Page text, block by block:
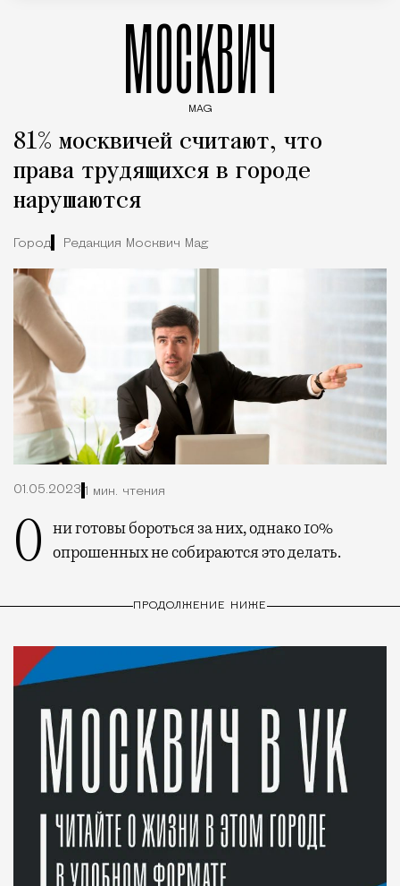
МОСКВИЧ
MAG
81% москвичей считают, что
права трудящихся в городе
нарушаются
Город Редакция Москвич Mag
01.05.2023 1 мин. чтения
Они готовы бороться за них, однако 10% опрошенных не собираются это делать.
ПРОДОЛЖЕНИЕ НИЖЕ